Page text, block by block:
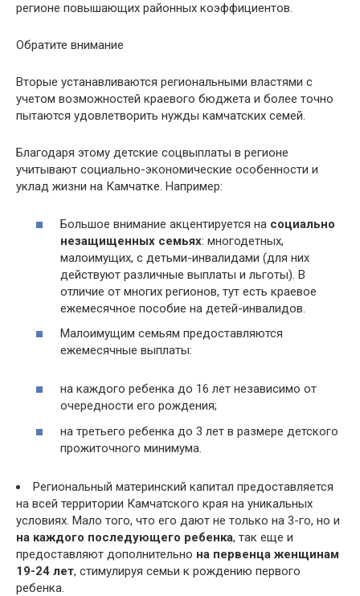
регионе повышающих районных коэффициентов.
Обратите внимание
Вторые устанавливаются региональными властями с
учетом возможностей краевого бюджета и более точно
пытаются удовлетворить нужды камчатских семей.
Благодаря этому детские соцвыплаты в регионе
учитывают социально-экономические особенности и
уклад жизни на Камчатке. Например:
Большое внимание акцентируется на социально
незащищенных семьях: многодетных,
малоимущих, с детьми-инвалидами (для них
действуют различные выплаты и льготы). В
отличие от многих регионов, тут есть краевое
ежемесячное пособие на детей-инвалидов.
Малоимущим семьям предоставляются
ежемесячные выплаты:
на каждого ребенка до 16 лет независимо от
очередности его рождения;
на третьего ребенка до 3 лет в размере детского
прожиточного минимума.
Региональный материнский капитал предоставляется
на всей территории Камчатского края на уникальных
условиях. Мало того, что его дают не только на 3-го, но и
на каждого последующего ребенка, так еще и
предоставляют дополнительно на первенца женщинам
19-24 лет, стимулируя семьи к рождению первого
ребенка.